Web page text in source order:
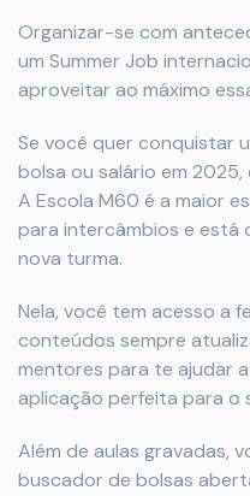
Organizar-se com
um Summer Job
aproveitar ao máximo
Se você quer conquistar
bolsa ou salário em
A Escola M60 é a maior
para intercâmbios e está
nova turma.
Nela, você tem acesso a
conteúdos sempre
mentores para te ajudar
aplicação perfeita para o
Além de aulas gravadas,
buscador de bolsas